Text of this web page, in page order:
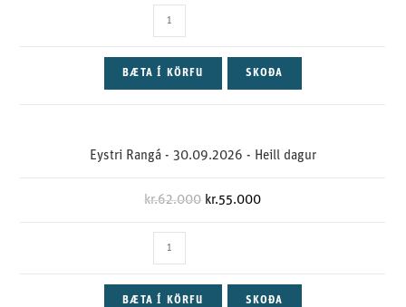
BÆTA Í KÖRFU SKOÐA
Eystri Rangá - 30.09.2026 - Heill dagur
kr.62.000 kr.55.000
BÆTA Í KÖRFU SKOÐA